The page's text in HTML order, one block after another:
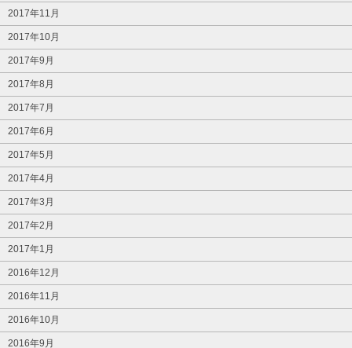
2017年11月
2017年10月
2017年9月
2017年8月
2017年7月
2017年6月
2017年5月
2017年4月
2017年3月
2017年2月
2017年1月
2016年12月
2016年11月
2016年10月
2016年9月